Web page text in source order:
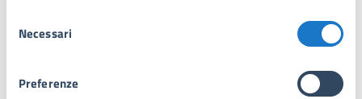
delNecessari
Preferenze
dispone entro i successivi 2 giorni lavorativi; entro i
successivi 5 giorni lavorativi, il comune di provenienza
dati necessari alla registrazione della scheda